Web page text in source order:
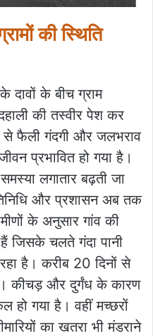
की स्थिति
दावों के बीच ग्राम
की तस्वीर पेश कर
से फैली गंदगी और जलभराव
प्रभावित हो गया है।
लगातार बढ़ती जा
और प्रशासन अब तक
के अनुसार गांव की
हैं जिसके चलते गंदा पानी
है। करीब 20 दिनों से
कीचड़ और दुर्गंध के कारण
हो गया है। वहीं मच्छरों
का खतरा भी मंडराने